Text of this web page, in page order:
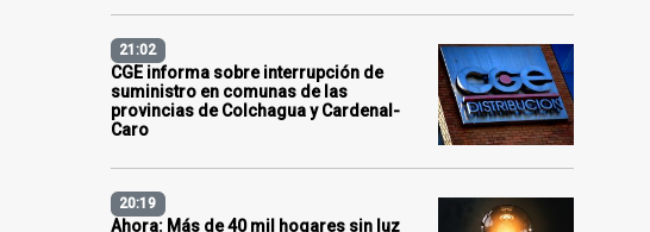
21:02
CGE informa sobre interrupción de
suministro en comunas de las
provincias de Colchagua y Cardenal-
Caro
20:19
Ahora: Más de 40 mil hogares sin luz